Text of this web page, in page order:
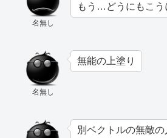
名無し
もう…どうにもこう
名無し
無能の上塗り
別ベクトルの無敵